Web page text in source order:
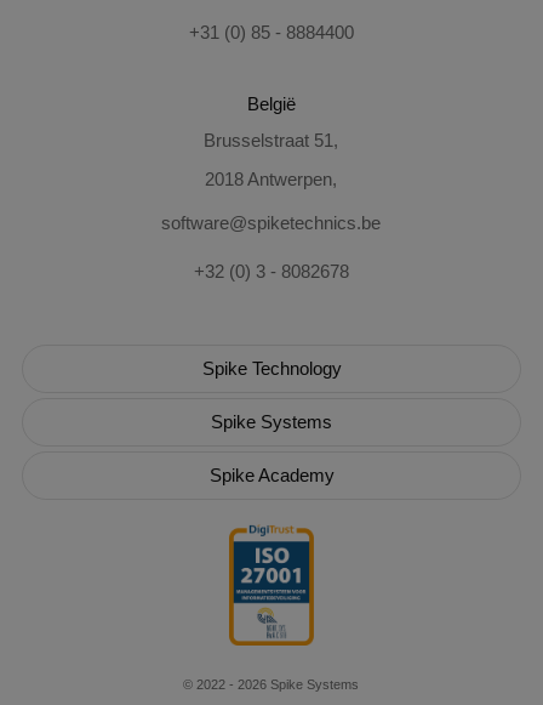
+31 (0) 85 - 8884400
België
Brusselstraat 51,
2018 Antwerpen,
software@spiketechnics.be
+32 (0) 3 - 8082678
Spike Technology
Spike Systems
Spike Academy
© 2022 - 2026 Spike Systems